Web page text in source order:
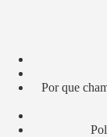
Por que